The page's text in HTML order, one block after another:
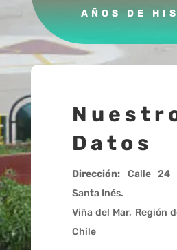
AÑOS DE
Datos
Dirección:Calle 24
Santa Inés.
Viña del Mar, Región
Chile